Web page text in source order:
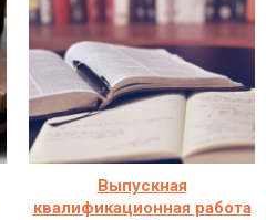
Выпускная
квалификационная работа